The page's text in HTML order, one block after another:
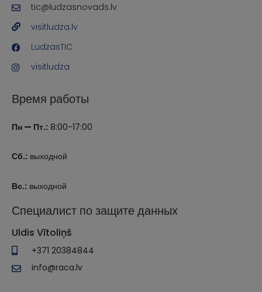
tic@ludzasnovads.lv
visitludza.lv
LudzasTIC
visitludza
Время работы
Пн — Пт.: 8:00-17:00
Сб.: выходной
Вс.: выходной
Специалист по защите данных
Uldis Vītoliņš
+371 20384844
info@raca.lv